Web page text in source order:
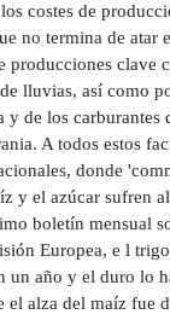
costes de
no termina de atar
producciones clave
lluvias, así como
y de los carburantes
A todos estos
donde
y el azúcar sufren
boletín mensual
Europea, e l
un año y el duro lo
el alza del maíz fue